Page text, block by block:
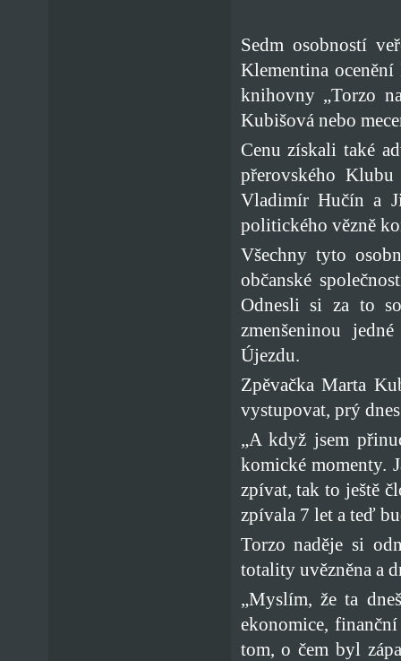
Sedm osobností
Klementina
knihovny „Torzo
Kubišová nebo
Cenu získali také
přerovského Klubu
Vladimír Hučín a
politického vězně
Všechny tyto
občanské
Odnesli si za to
zmenšeninou
Újezdu.
Zpěvačka Marta
vystupovat, prý
„A když jsem
komické momenty.
zpívat, tak to ještě
zpívala 7 let a teď
Torzo naděje si
totality uvězněna a
„Myslím, že ta
ekonomice,
tom, o čem byl